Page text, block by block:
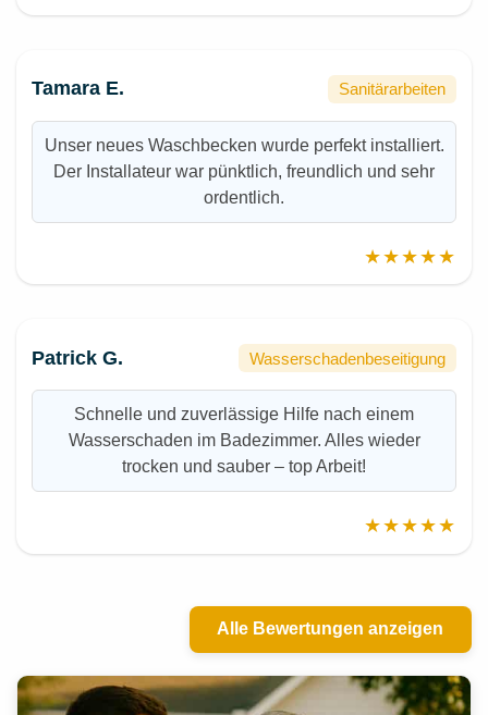
Tamara E. Sanitärarbeiten
Unser neues Waschbecken wurde perfekt installiert.
Der Installateur war pünktlich, freundlich und sehr
ordentlich.
★★★★★
Patrick G. Wasserschadenbeseitigung
Schnelle und zuverlässige Hilfe nach einem
Wasserschaden im Badezimmer. Alles wieder
trocken und sauber – top Arbeit!
★★★★★
Alle Bewertungen anzeigen